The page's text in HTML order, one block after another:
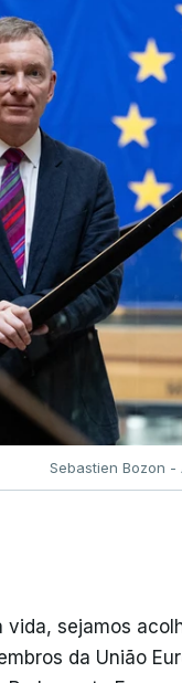
Sebastien Bozon -
vida, sejamos
da União